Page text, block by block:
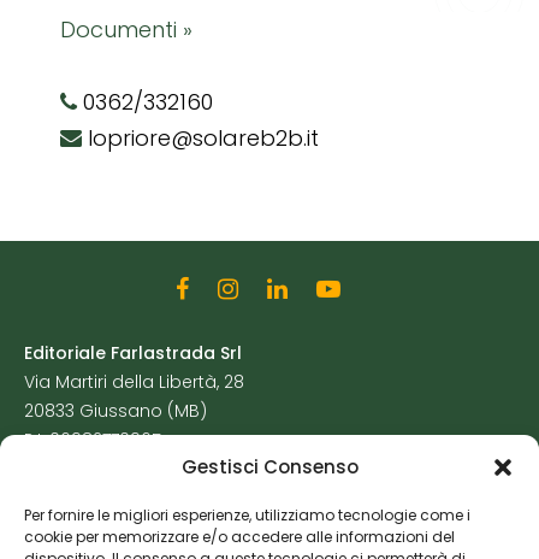
Gestisci Consenso
Per fornire le migliori esperienze, utilizziamo tecnologie come i
cookie per memorizzare e/o accedere alle informazioni del
Documenti »
0362/332160
lopriore@solareb2b.it
Editoriale Farlastrada Srl
Via Martiri della Libertà, 28
20833 Giussano (MB)
P.I. 06982770965
Cookie Policy